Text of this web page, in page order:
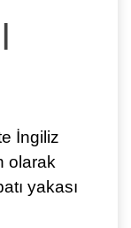
İngiliz
olarak
yakası